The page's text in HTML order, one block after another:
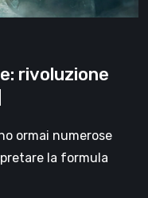
rivoluzione
ormai numerose
la formula